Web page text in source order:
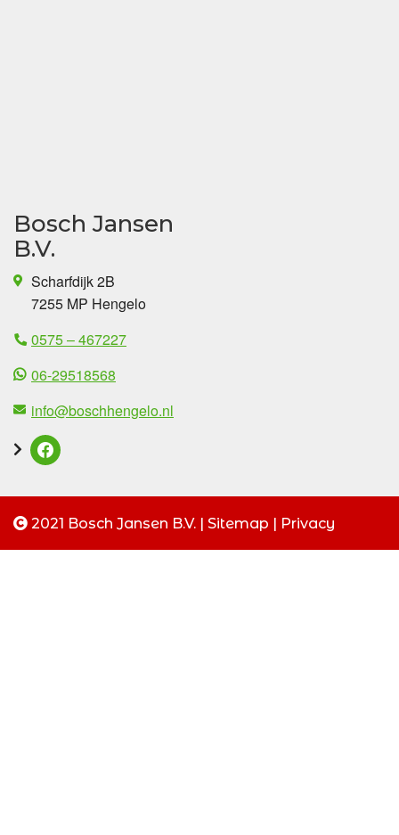
Bosch Jansen
B.V.
Scharfdijk 2B
7255 MP Hengelo
0575 – 467227
06-29518568
info@boschhengelo.nl
2021 Bosch Jansen B.V. | Sitemap Privacy